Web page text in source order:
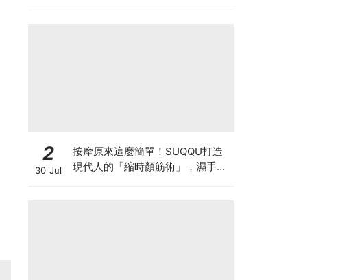
2
30 Jul
按摩原來這麼簡單！SUQQU打造
現代人的「縮時顏筋術」，濕手濕